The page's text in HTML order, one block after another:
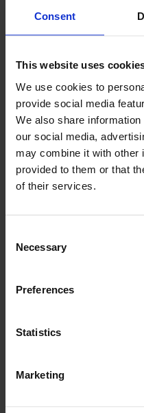
Consent
This website uses
We use cookies to
provide social media
We also share
our social media,
may combine it with other
provided to them or that
of their services.
Selection
Necessary
Preferences
Statistics
Marketing
Həqiqi məlumatlara